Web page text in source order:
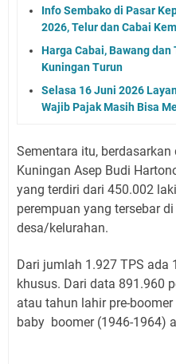
Info Sembako di Pasar
2026, Telur dan Cabai
Harga Cabai, Bawang
Kuningan Turun
Selasa 16 Juni 2026
Wajib Pajak Masih Bisa
Sementara itu,
Kuningan Asep Budi
yang terdiri dari 450.002
perempuan yang tersebar
desa/kelurahan.
Dari jumlah 1.927 TPS ada
khusus. Dari data 891.960
atau tahun lahir pre-
baby boomer (1946-1964)